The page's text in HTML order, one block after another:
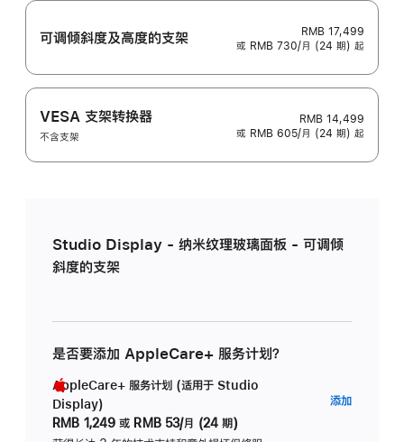
可调倾斜度及高‍度的支‍架
RMB 17,499
或 RMB 730/月 (24 期) 起
VESA 支架转换器
不含支架
RMB 14,499
或 RMB 605/月 (24 期) 起
Studio Display - 纳米纹理玻璃面板 - 可调倾
斜度的支架
是否要添加 AppleCare+ 服务计划？
AppleCare+ 服务计划 (适用于 Studio
Display)
RMB 1,249 或 RMB 53/月 (24 期)
添加